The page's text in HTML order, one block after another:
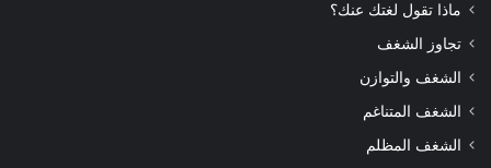
ماذا تقول لغتك عنك؟
تجاوز الشغف
الشغف والتوازن
الشغف المتناغم
الشغف المظلم